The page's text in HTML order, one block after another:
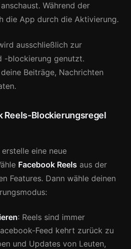
Während der
die App durch die Aktivierung.
ausschließlich zur
-blockierung genutzt.
Beiträge, Nachrichten
Reels-Blockierungsregel
eine neue
Facebook Reels aus der
Features. Dann wähle deinen
: Reels sind immer
Feed kehrt zurück zu
und Updates von Leuten,